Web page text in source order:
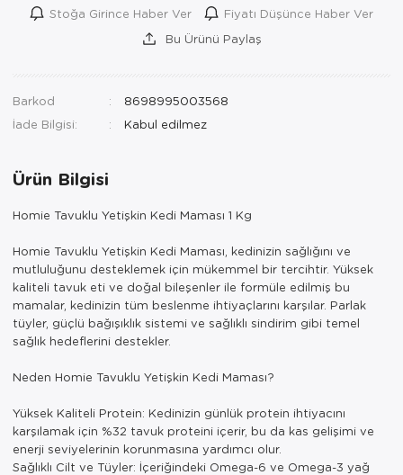
Stoğa Girince Haber Ver
Fiyatı Düşünce Haber Ver
Bu Ürünü Paylaş
Barkod
8698995003568
İade Bilgisi:
Ürün Bilgisi
Homie Tavuklu Yetişkin Kedi Maması 1 Kg
Homie Tavuklu Yetişkin Kedi Maması, kedinizin sağlığını ve
mutluluğunu desteklemek için mükemmel bir tercihtir. Yüksek
kaliteli tavuk eti ve doğal bileşenler ile formüle edilmiş bu
mamalar, kedinizin tüm beslenme ihtiyaçlarını karşılar. Parlak
tüyler, güçlü bağışıklık sistemi ve sağlıklı sindirim gibi temel
sağlık hedeflerini destekler.
Neden Homie Tavuklu Yetişkin Kedi Maması?
Yüksek Kaliteli Protein: Kedinizin günlük protein ihtiyacını
karşılamak için %32 tavuk proteini içerir, bu da kas gelişimi ve
enerji seviyelerinin korunmasına yardımcı olur.
Sağlıklı Cilt ve Tüyler: İçeriğindeki Omega-6 ve Omega-3 yağ